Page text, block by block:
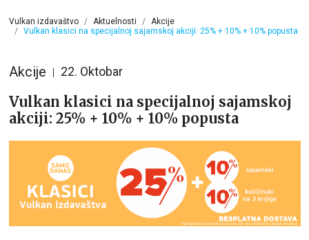
Vulkan izdavaštvo Aktuelnosti
Akcije
Vulkan klasici na specijalnoj sajamskoj akciji: 25% + 10% + 10% popusta
Akcije 22. Oktobar
Vulkan klasici na specijalnoj sajamskoj
akciji: 25% + 10% + 10% popusta